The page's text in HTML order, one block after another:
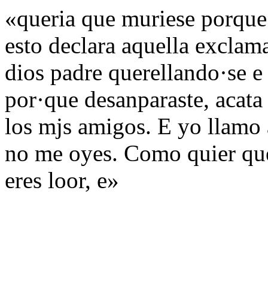
«queria que muriese
esto declara aquella
dios padre querellando·se
por·que desanparaste,
los mjs amigos. E yo llamo
no me oyes. Como quier
eres loor, e»